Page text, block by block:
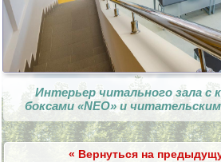
Интерьер читального зала
боксами «NEO» и
« Вернуться на